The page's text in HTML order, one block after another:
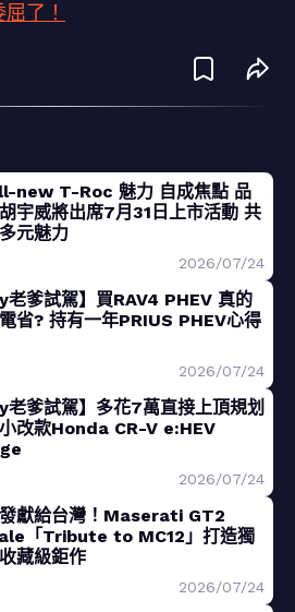
了！
new T-Roc 魅力 自成焦點 品
宇威將出席7月31日上市活動 共
元魅力
2026/07/24
老爹試駕】買RAV4 PHEV 真的
省? 持有一年PRIUS PHEV心得
2026/07/24
老爹試駕】多花7萬直接上頂規划
改款Honda CR-V e:HEV
2026/07/24
獻給台灣！Maserati GT2
「Tribute to MC12」打造獨
藏級鉅作
2026/07/24